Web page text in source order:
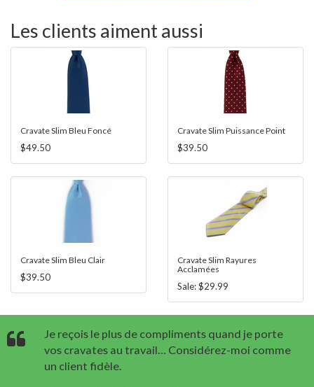
Les clients aiment aussi
Cravate Slim Bleu Foncé
$49.50
Cravate Slim Puissance Point
$39.50
Cravate Slim Bleu Clair
$39.50
Cravate Slim Rayures
Acclamées
Sale:$29.99
Je reçois le plus de compliments quand je porte
vos cravates au travail… Considérez-moi comme
un client fidèle.